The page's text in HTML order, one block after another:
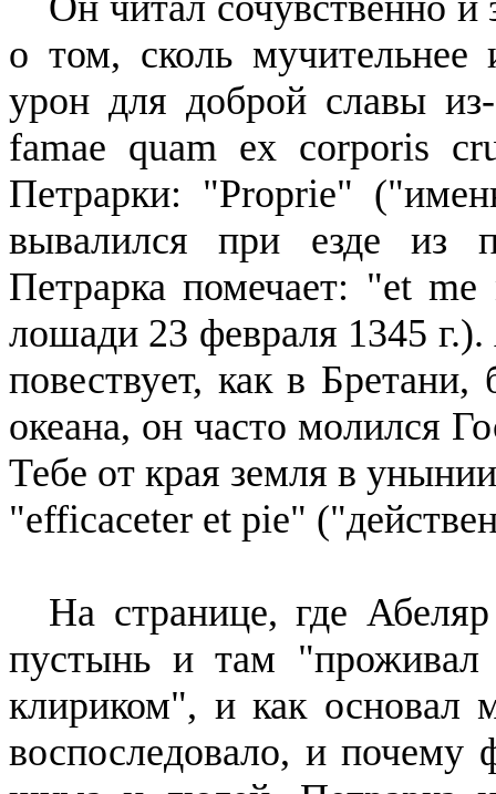
о том, сколь мучительнее
урон для доброй славы
famae quam ex corporis
Петрарки: "Proprie"
вывалился при езде из
Петрарка помечает: "et me
лошади 23 февраля 1345
повествует, как в
океана, он часто молился
Тебе от края земля в
"efficaceter et pie"
На странице, где
пустынь и там
клириком", и как основал
вос­последовало, и почему